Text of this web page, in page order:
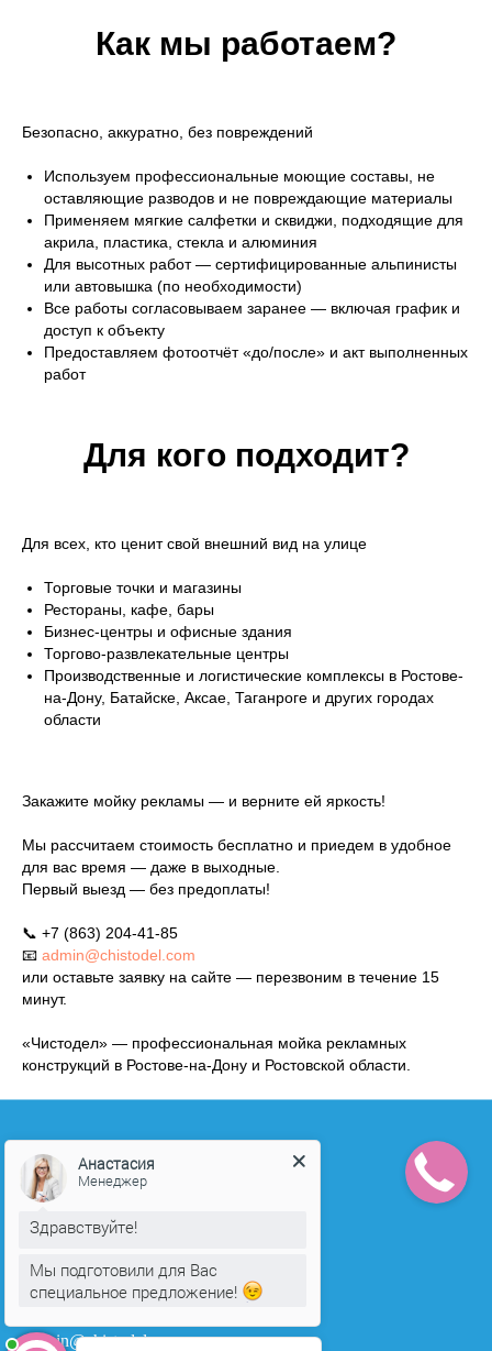
Как мы работаем?
Безопасно, аккуратно, без повреждений
Используем профессиональные моющие составы, не
оставляющие разводов и не повреждающие материалы
Применяем мягкие салфетки и сквиджи, подходящие для
акрила, пластика, стекла и алюминия
Для высотных работ — сертифицированные альпинисты
или автовышка (по необходимости)
Все работы согласовываем заранее — включая график и
доступ к объекту
Предоставляем фотоотчёт «до/после» и акт выполненных
работ
Для кого подходит?
Для всех, кто ценит свой внешний вид на улице
Торговые точки и магазины
Рестораны, кафе, бары
Бизнес-центры и офисные здания
Торгово-развлекательные центры
Производственные и логистические комплексы в Ростове-
на-Дону, Батайске, Аксае, Таганроге и других городах
области
Закажите мойку рекламы — и верните ей яркость!
Мы рассчитаем стоимость бесплатно и приедем в удобное
для вас время — даже в выходные.
Первый выезд — без предоплаты!
📞 +7 (863) 204-41-85
📧 admin@chistodel.com
или оставьте заявку на сайте — перезвоним в течение 15
минут.
«Чистодел» — профессиональная мойка рекламных
конструкций в Ростове-на-Дону и Ростовской области.
© Все права защищены
+7 (863) 333-22-32
admin@chistodel.com
Анастасия
Менеджер
Здравствуйте!
Мы подготовили для Вас
специальное предложение!